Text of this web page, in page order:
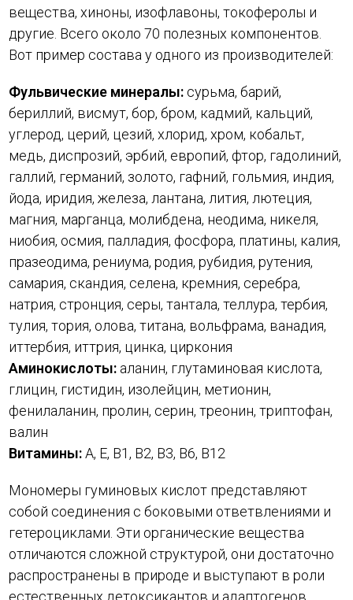
вещества, хиноны, изофлавоны, токоферолы и
другие. Всего около 70 полезных компонентов.
Вот пример состава у одного из производителей:
Фульвические минералы: сурьма, барий,
бериллий, висмут, бор, бром, кадмий, кальций,
углерод, церий, цезий, хлорид, хром, кобальт,
медь, диспрозий, эрбий, европий, фтор, гадолиний,
галлий, германий, золото, гафний, гольмия, индия,
йода, иридия, железа, лантана, лития, лютеция,
магния, марганца, молибдена, неодима, никеля,
ниобия, осмия, палладия, фосфора, платины, калия,
празеодима, рениума, родия, рубидия, рутения,
самария, скандия, селена, кремния, серебра,
натрия, стронция, серы, тантала, теллура, тербия,
тулия, тория, олова, титана, вольфрама, ванадия,
иттербия, иттрия, цинка, циркония
Аминокислоты: аланин, глутаминовая кислота,
глицин, гистидин, изолейцин, метионин,
фенилаланин, пролин, серин, треонин, триптофан,
валин
Витамины:A, E, B1, B2, B3, B6, B12
Мономеры гуминовых кислот представляют
собой соединения с боковыми ответвлениями и
гетероциклами. Эти органические вещества
отличаются сложной структурой, они достаточно
распространены в природе и выступают в роли
естественных детоксикантов и адаптогенов.